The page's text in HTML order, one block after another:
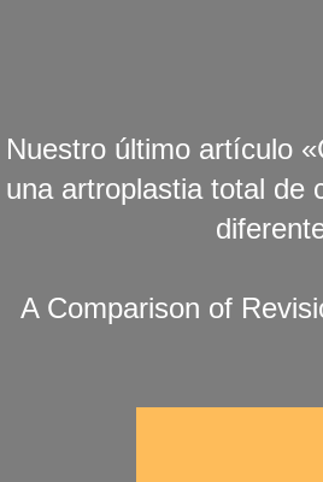
Nuestro último artículo
una artroplastia total de
A Comparison of